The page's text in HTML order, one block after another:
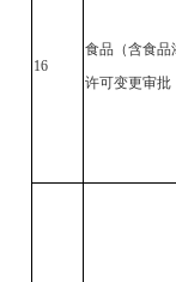
16
食品（含食品
许可变更审批